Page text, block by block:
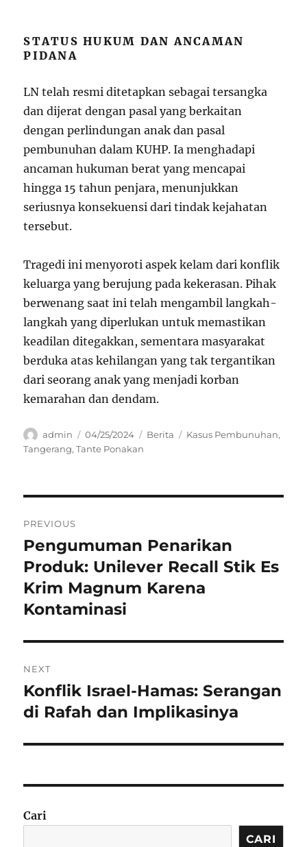
STATUS HUKUM DAN ANCAMAN
PIDANA
LN telah resmi ditetapkan sebagai tersangka
dan dijerat dengan pasal yang berkaitan
dengan perlindungan anak dan pasal
pembunuhan dalam KUHP. Ia menghadapi
ancaman hukuman berat yang mencapai
hingga 15 tahun penjara, menunjukkan
seriusnya konsekuensi dari tindak kejahatan
tersebut.
Tragedi ini menyoroti aspek kelam dari konflik
keluarga yang berujung pada kekerasan. Pihak
berwenang saat ini telah mengambil langkah-
langkah yang diperlukan untuk memastikan
keadilan ditegakkan, sementara masyarakat
berduka atas kehilangan yang tak tergantikan
dari seorang anak yang menjadi korban
kemarahan dan dendam.
Author
admin
Posted
on
04/25/2024 Categories
Berita Tags
Kasus Pembunuhan,
Tangerang,Tante Ponakan
pos
PREVIOUS
Previous
post:
Pengumuman Penarikan
Produk: Unilever Recall Stik Es
Krim Magnum Karena
Kontaminasi
NEXT
Next
post:
Konflik Israel-Hamas: Serangan
di Rafah dan Implikasinya
Cari
CARI